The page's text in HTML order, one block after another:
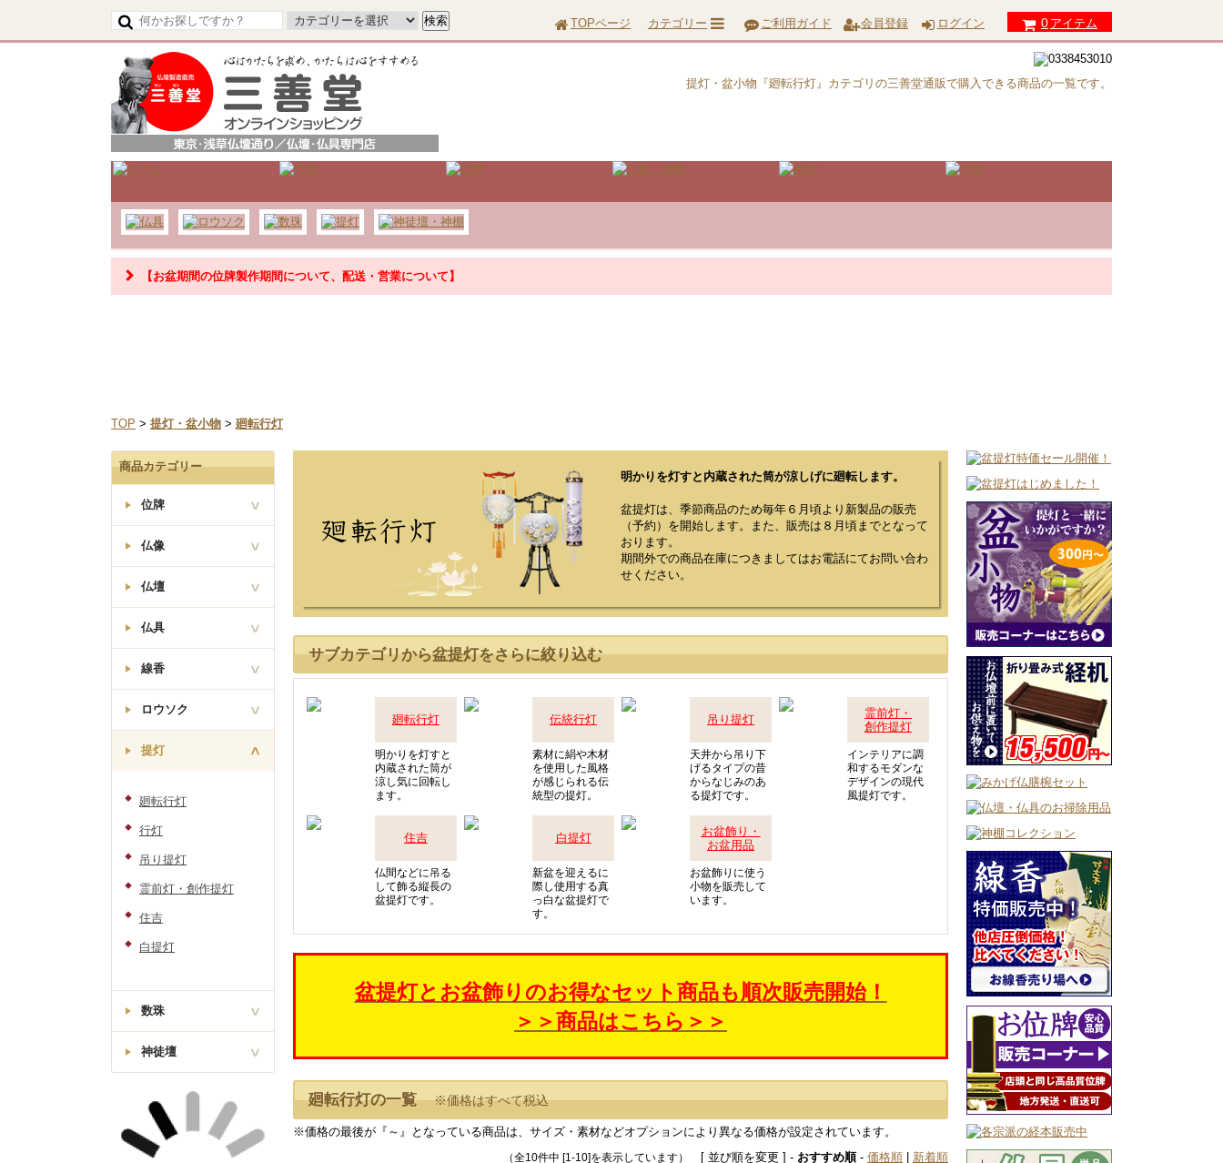
TOPページ カテゴリー ご利用ガイド 会員登録 ログイン 0 アイテム
提灯・盆小物『廻転行灯』カテゴリの三善堂通販で購入できる商品の一覧です。
【令和8年熊本地震の影響によるお荷物のお届けについて】
【お盆期間の位牌製作期間について、配送・営業について】
TOP > 提灯・盆小物 > 廻転行灯
明かりを灯すと内蔵された筒が涼しげに廻転します。
盆提灯は、季節商品のため毎年６月頃より新製品の販売
（予約）を開始します。また、販売は８月頃までとなって
おります。
期間外での商品在庫につきましてはお電話にてお問い合わ
せください。
サブカテゴリから盆提灯をさらに絞り込む
廻転行灯
明かりを灯すと
内蔵された筒が
涼し気に回転し
ます。
伝統行灯
素材に絹や木材
を使用した風格
が感じられる伝
統型の提灯。
吊り提灯
天井から吊り下
げるタイプの昔
からなじみのあ
る提灯です。
霊前灯・
創作提灯
インテリアに調
和するモダンな
デザインの現代
風提灯です。
住吉
仏間などに吊る
して飾る縦長の
盆提灯です。
白提灯
新盆を迎えるに
際し使用する真
っ白な盆提灯で
す。
お盆飾り・
お盆用品
お盆飾りに使う
小物を販売して
います。
盆提灯とお盆飾りのお得なセット商品も順次販売開始！
＞＞商品はこちら＞＞
廻転行灯の一覧※価格はすべて税込
※価格の最後が『～』となっている商品は、サイズ・素材などオプションにより異なる価格が設定されています。
（全10件中 [1-10]を表示しています） [ 並び順を変更 ] - おすすめ順- 価格順 新着順
商品カテゴリー
位牌
会津位牌
春日型位牌
勝美型位牌
猫丸型位牌
呂門型位牌
モダン位牌
仏像
西立弥陀如来像
浄土真宗
舟立弥陀如来像
仏壇
モダンミニ仏壇
金仏壇
厨子型仏壇
90万以上
50～90万円
20～30万円
10～20万円
仏具
火立・花立・香炉
灰ならし・ローソク消
湯呑椀・仏飯器
リン布団・リン台
常花・ローソク灯・打
敷
経机・敷物
経本
線香
オリジナル
日本香堂
松栄堂
薫寿堂
玉初堂
奥野清明堂
大発
尚林堂
香炉灰
ロウソク
従来ロウソク
提灯
廻転行灯
行灯
吊り提灯
霊前灯・創作提灯
住吉
白提灯
数珠
男性用
神徒壇
神徒壇
神具